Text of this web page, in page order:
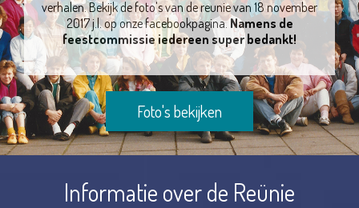
verhalen. Bekijk de foto's van de reunie van 18 november
2017 j.l. op onze facebookpagina.Namens de
feestcommissie iedereen super bedankt!
Foto's bekijken
Informatie over de Reünie